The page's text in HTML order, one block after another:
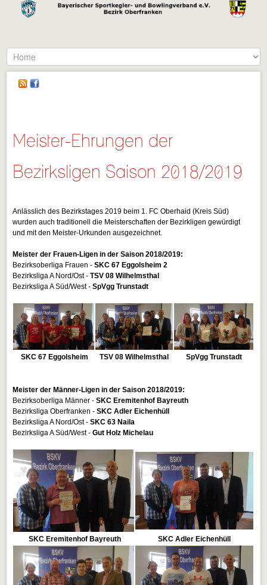
Meister-Ehrungen der
Bezirksligen Saison 2018/2019
Anlässlich des Bezirkstages 2019 beim 1. FC Oberhaid (Kreis Süd)
wurden auch traditionell die Meisterschaften der Bezirkligen gewürdigt
und mit den Meister-Urkunden ausgezeichnet.
Meister der Frauen-Ligen in der Saison 2018/2019:
Bezirksoberliga Frauen -SKC 67 Eggolsheim 2
Bezirksliga A Nord/Ost -TSV 08 Wilhelmsthal
Bezirksliga A Süd/West -SpVgg Trunstadt
SKC 67 Eggolsheim TSV 08 Wilhelmsthal SpVgg Trunstadt
Meister der Männer-Ligen in der Saison 2018/2019:
Bezirksoberliga Männer -SKC Eremitenhof Bayreuth
Bezirksliga Oberfranken -SKC Adler Eichenhüll
Bezirksliga A Nord/Ost -SKC 63 Naila
Bezirksliga A Süd/West -Gut Holz Michelau
SKC Eremitenhof Bayreuth SKC Adler Eichenhüll